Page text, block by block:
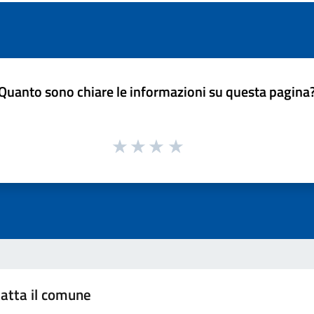
sono chiare le informazioni su questa
il comune